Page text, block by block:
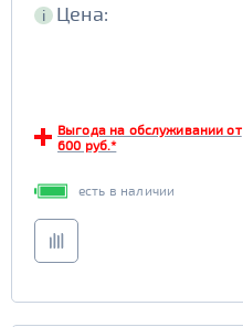
i Цена:
Выгода на обслуживании от
600 руб.*
есть в наличии